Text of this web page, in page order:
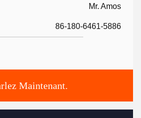
Mr. Amos
86-180-6461-5886
Maintenant.